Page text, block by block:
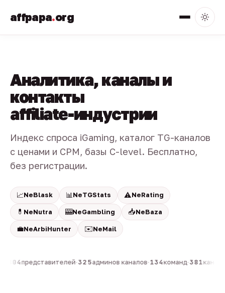
affpapa.org
Аналитика, каналы и
контакты
affiliate-индустрии
Индекс спроса iGaming, каталог TG-каналов
с ценами и CPM, базы C-level. Бесплатно,
без регистрации.
📈NeBlask 📊 NeTGStats ⚠️NeRating
💊 NeNutra 🎰NeGambling 📥NeBaza
💼NeArbiHunter ✉️NeMail
804представителей·325админов каналов·134команд·381